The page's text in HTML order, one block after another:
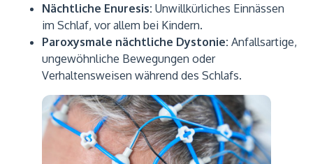
Nächtliche Enuresis: Unwillkürliches Einnässen
im Schlaf, vor allem bei Kindern.
Paroxysmale nächtliche Dystonie: Anfallsartige,
ungewöhnliche Bewegungen oder
Verhaltensweisen während des Schlafs.